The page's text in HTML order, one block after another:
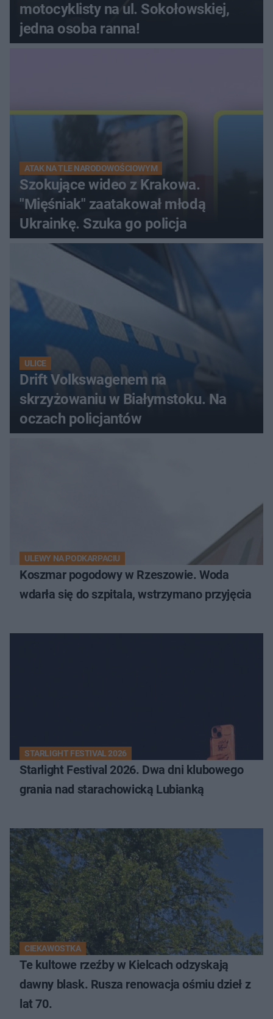
motocyklisty na ul. Sokołowskiej,
jedna osoba ranna!
ATAK NA TLE NARODOWOŚCIOWYM
Szokujące wideo z Krakowa.
"Mięśniak" zaatakował młodą
Ukrainkę. Szuka go policja
ULICE
Drift Volkswagenem na
skrzyżowaniu w Białymstoku. Na
oczach policjantów
ULEWY NA PODKARPACIU
Koszmar pogodowy w Rzeszowie. Woda
wdarła się do szpitala, wstrzymano przyjęcia
STARLIGHT FESTIVAL 2026
Starlight Festival 2026. Dwa dni klubowego
grania nad starachowicką Lubianką
CIEKAWOSTKA
Te kultowe rzeźby w Kielcach odzyskają
dawny blask. Rusza renowacja ośmiu dzieł z
lat 70.